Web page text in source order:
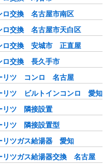
ロ交換 名古屋市南区
ロ交換 名古屋市天白区
ロ交換 安城市 正直屋
ロ交換 長久手市
リツ コンロ 名古屋
リツ ビルトインコンロ 愛知
リツ 隣接設置
リツ 隣接設置型
リツガス給湯器 愛知
リツガス給湯器交換 名古屋